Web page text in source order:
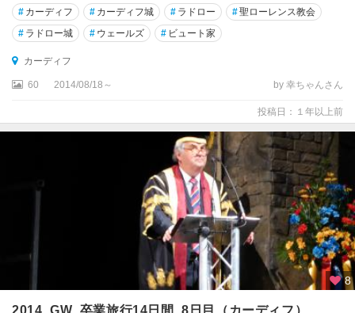
ン
ガ
ー
ー
ス
# カーディフ # カーディフ城 # ラドロー #聖ローレンス教会
# ラドロー城 # ウェールズ # ビュート家
カーディフ
60 2014/08/18～ by 幸ちゃんさん
投稿日：１年以上前
8
2014_GW_卒業旅行14日間_8日目（カーディフ）